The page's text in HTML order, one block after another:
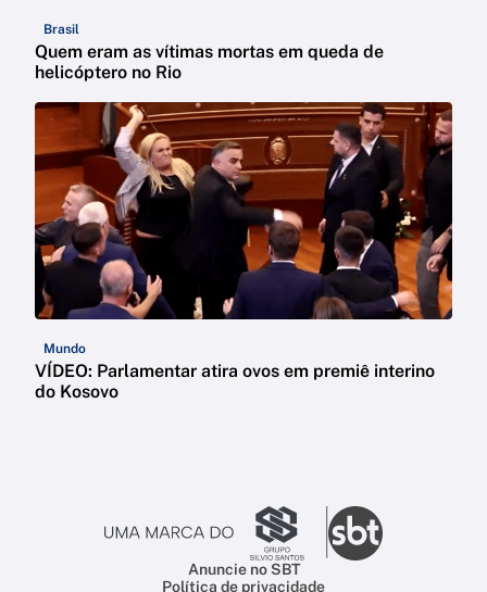
Brasil
Quem eram as vítimas mortas em queda de
helicóptero no Rio
Mundo
VÍDEO: Parlamentar atira ovos em premiê interino
do Kosovo
Anuncie no SBT
Política de privacidade